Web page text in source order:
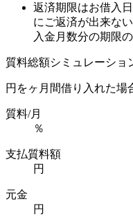
返済期限はお借入
にご返済が出来な
入金月数分の期限
質料総額シミュレーショ
円をヶ月間借り入れた場
質料/月
％
支払質料額
円
元金
円